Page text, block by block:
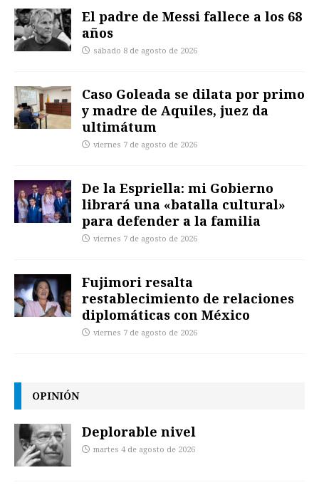
El padre de Messi fallece a los 68
años
sábado 8 de agosto de 2026
Caso Goleada se dilata por primo
y madre de Aquiles, juez da
ultimátum
viernes 7 de agosto de 2026
De la Espriella: mi Gobierno
librará una «batalla cultural»
para defender a la familia
viernes 7 de agosto de 2026
Fujimori resalta
restablecimiento de relaciones
diplomáticas con México
viernes 7 de agosto de 2026
OPINIÓN
Deplorable nivel
martes 4 de agosto de 2026